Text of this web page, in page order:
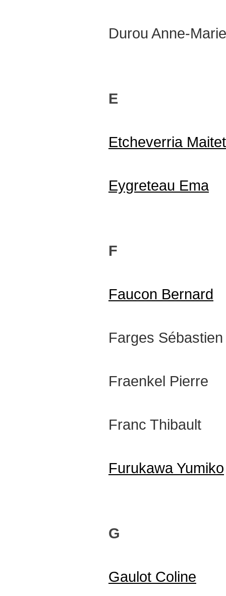
Durou Anne-Marie
E
Etcheverria
Eygreteau Ema
F
Faucon Bernard
Farges Sébastien
Fraenkel Pierre
Franc Thibault
Furukawa Yumiko
G
Gaulot Coline